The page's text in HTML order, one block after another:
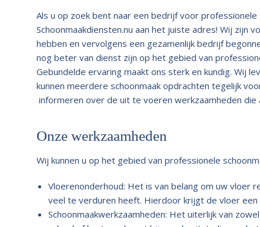
Als u op zoek bent naar een bedrijf voor
Schoonmaakdiensten.nu aan het juiste adres! Wij zijn
hebben en vervolgens een gezamenlijk bedrijf
nog beter van dienst zijn op het gebied van
Gebundelde ervaring maakt ons sterk en kundig. Wij
kunnen meerdere schoonmaak opdrachten tegelijk
informeren over de uit te voeren werkzaamheden die
Onze werkzaamheden
Wij kunnen u op het gebied van professionele
Vloerenonderhoud: Het is van belang om uw vloer
veel te verduren heeft. Hierdoor krijgt de vloer
Schoonmaakwerkzaamheden: Het uiterlijk van